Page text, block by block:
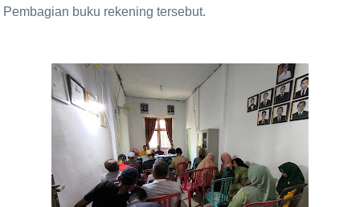
Pembagian buku rekening tersebut.